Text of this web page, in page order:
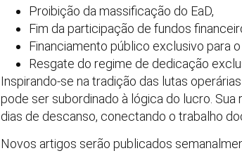
Proibição da massificação do EaD,
Fim da participação de fundos
Financiamento público exclusivo para
Resgate do regime de dedicação
Inspirando-se na tradição das lutas
pode ser subordinado à lógica do lucro.
dias de descanso, conectando o trabalho
Novos artigos serão publicados